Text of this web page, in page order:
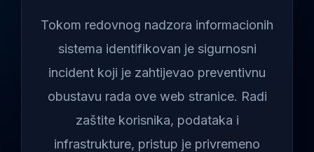
Tokom redovnog nadzora informacionih
sistema identifikovan je sigurnosni
incident koji je zahtijevao preventivnu
obustavu rada ove web stranice. Radi
zaštite korisnika, podataka i
infrastrukture, pristup je privremeno